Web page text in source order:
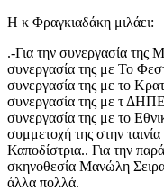
Η κ Φραγκιαδάκη μιλάει:
.-Για την συνεργασία της
συνεργασία της με Το
συνεργασία της με το
συνεργασία της με τ
συνεργασία της με το
συμμετοχή της στην
Καποδίστρια.. Για την
σκηνοθεσία Μανώλη
άλλα πολλά.